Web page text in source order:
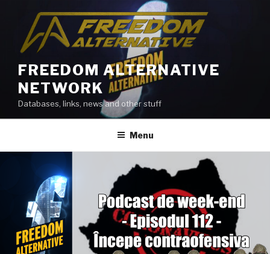
content
FREEDOM ALTERNATIVE
NETWORK
Databases, links, news and other stuff
Menu